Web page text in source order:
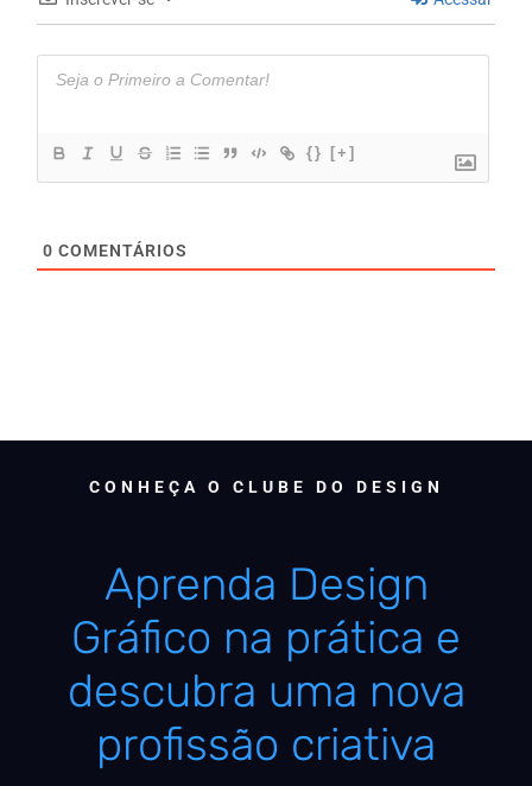
{} [+]
0 COMENTÁRIOS
CONHEÇA O CLUBE DO DESIGN
Aprenda Design
Gráfico na prática e
descubra uma nova
profissão criativa